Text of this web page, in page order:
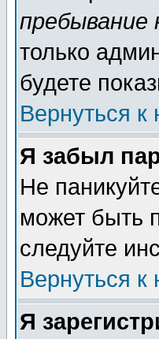
пребывание
только
будете
Вернуться к
Я забыл
Не
может быть
следуйте
Вернуться к
Я